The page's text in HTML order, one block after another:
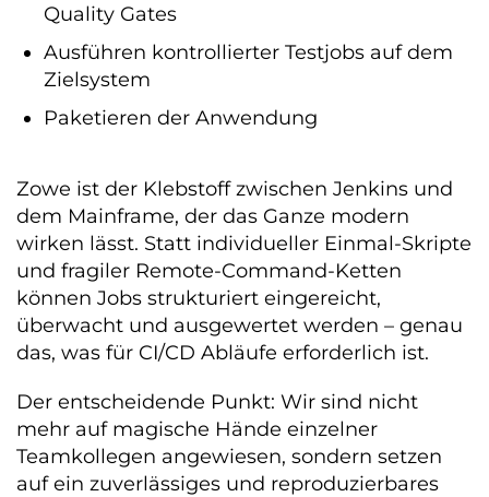
Quality Gates
Ausführen kontrollierter Testjobs auf dem
Zielsystem
Paketieren der Anwendung
Zowe ist der Klebstoff zwischen Jenkins und
dem Mainframe, der das Ganze modern
wirken lässt. Statt individueller Einmal-Skripte
und fragiler Remote-Command-Ketten
können Jobs strukturiert eingereicht,
überwacht und ausgewertet werden – genau
das, was für CI/CD Abläufe erforderlich ist.
Der entscheidende Punkt: Wir sind nicht
mehr auf magische Hände einzelner
Teamkollegen angewiesen, sondern setzen
auf ein zuverlässiges und reproduzierbares